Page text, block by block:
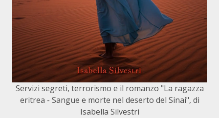
Servizi segreti, terrorismo e il romanzo "La ragazza
eritrea - Sangue e morte nel deserto del Sinai", di
Isabella Silvestri